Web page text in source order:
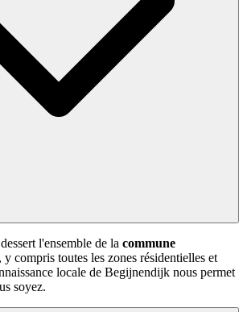
dessert l'ensemble de la commune
y compris toutes les zones résidentielles et
locale de Begijnendijk nous permet
soyez.